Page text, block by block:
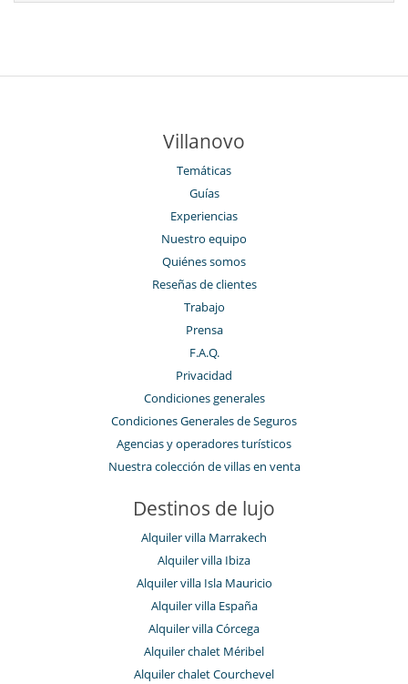
Villanovo
Temáticas
Guías
Experiencias
Nuestro equipo
Quiénes somos
Reseñas de clientes
Trabajo
Prensa
F.A.Q.
Privacidad
Condiciones generales
Condiciones Generales de Seguros
Agencias y operadores turísticos
Nuestra colección de villas en venta
Destinos de lujo
Alquiler villa Marrakech
Alquiler villa Ibiza
Alquiler villa Isla Mauricio
Alquiler villa España
Alquiler villa Córcega
Alquiler chalet Méribel
Alquiler chalet Courchevel